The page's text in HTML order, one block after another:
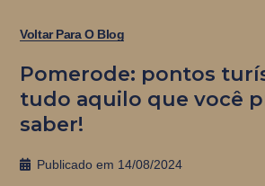
Voltar Para O Blog
Pomerode: pontos
tudo aquilo que você
saber!
Publicado em 14/08/2024